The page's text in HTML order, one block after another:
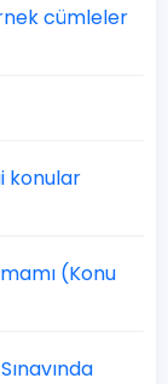
cümleler
konular
(Konu